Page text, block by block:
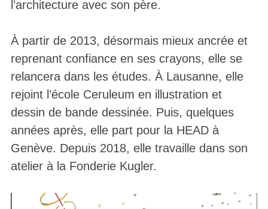
l’architecture avec son père.
À partir de 2013, désormais mieux ancrée et
reprenant confiance en ses crayons, elle se
relancera dans les études. À Lausanne, elle
rejoint l’école Ceruleum en illustration et
dessin de bande dessinée. Puis, quelques
années après, elle part pour la HEAD à
Genève. Depuis 2018, elle travaille dans son
atelier à la Fonderie Kugler.